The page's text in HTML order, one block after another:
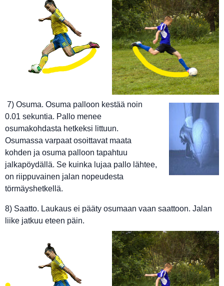
7) Osuma. Osuma palloon kestää noin
0.01 sekuntia. Pallo menee
osumakohdasta hetkeksi littuun.
Osumassa varpaat osoittavat maata
kohden ja osuma palloon tapahtuu
jalkapöydällä. Se kuinka lujaa pallo lähtee,
on riippuvainen jalan nopeudesta
törmäyshetkellä.
8) Saatto. Laukaus ei pääty osumaan vaan saattoon. Jalan
liike jatkuu eteen päin.